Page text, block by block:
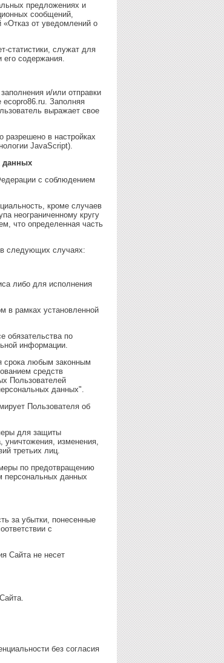
предложениях и
сообщений,
«Отказ от уведомлений о
статистики, служат для
его содержания.
и/или отправки
Заполняя
выражает свое
разрешено в настройках
JavaScript).
данных
с соблюдением
кроме случаев
неограниченному кругу
что определенная часть
следующих случаях:
либо для исполнения
в рамках установленной
обязательства по
информации.
срока любым законным
средств
Пользователей
данных".
Пользователя об
для защиты
уничтожения, изменения,
третьих лиц.
по предотвращению
персональных данных
за убытки, понесенные
с
Сайта не несет
без согласия